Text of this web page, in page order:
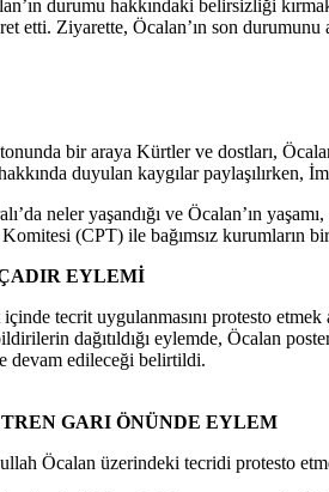
durumu hakkındaki belirsizliği
etti. Ziyarette, Öcalan’ın son
bir araya Kürtler ve dostları,
duyulan kaygılar paylaşılırken,
neler yaşandığı ve Öcalan’ın
(CPT) ile bağımsız kurumların
EYLEMİ
tecrit uygulanmasını protesto
dağıtıldığı eylemde, Öcalan
devam edileceği belirtildi.
TREN GARI ÖNÜNDE EYLEM
Öcalan üzerindeki tecridi protesto